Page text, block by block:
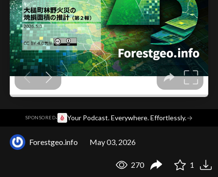
SPONSORED· Your Podcast. Everywhere. Effortlessly.→
Forestgeo.info May 03, 2026
270 1